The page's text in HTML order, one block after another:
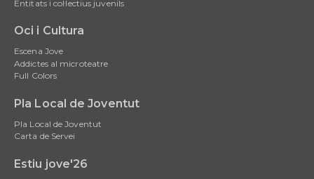
Entitats i col·lectius juvenils
Oci i Cultura
Escena Jove
Addictes al microteatre
Full Colors
Pla Local de Joventut
Pla Local de Joventut
Carta de Servei
Estiu jove'26